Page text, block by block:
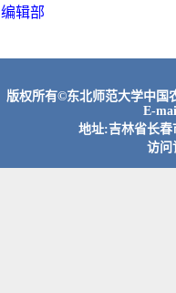
编辑部
版权所有©东北师范大学中
E-
地址:吉林省长
访问